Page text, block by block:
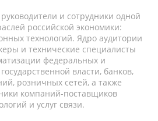
и сотрудники одной
российской экономики:
технологий. Ядро аудитории
и технические специалисты
федеральных и
власти, банков,
розничных сетей, а также
компаний-поставщиков
и услуг связи.